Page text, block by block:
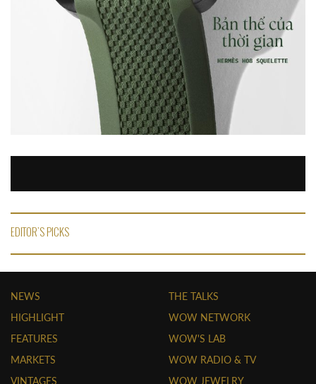
EDITOR'S PICKS
NEWS
HIGHLIGHT
FEATURES
MARKETS
VINTAGES
THE TALKS
WOW NETWORK
WOW'S LAB
WOW RADIO & TV
WOW JEWELRY